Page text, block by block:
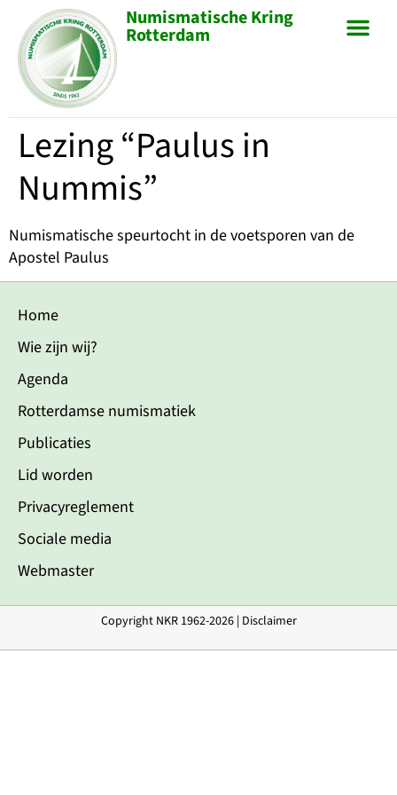
Numismatische Kring
Rotterdam
Lezing “Paulus in
Nummis”
Numismatische speurtocht in de voetsporen van de
Apostel Paulus
Home
Wie zijn wij?
Agenda
Rotterdamse numismatiek
Publicaties
Lid worden
Privacyreglement
Sociale media
Webmaster
Copyright NKR 1962-2026 | Disclaimer